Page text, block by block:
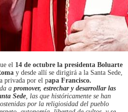
el 14 de octubre la presidenta Boluarte
y desde allí se dirigirá a la Santa Sede,
privada por el papa Francisco.
a promover, estrechar y desarrollar las
Sede, las que históricamente se han
por la religiosidad del pueblo